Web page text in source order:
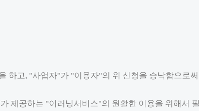
하고, "사업자"가 "이용자"의 위 신청을 승낙함으로
제공하는 "이러닝서비스"의 원활한 이용을 위해서